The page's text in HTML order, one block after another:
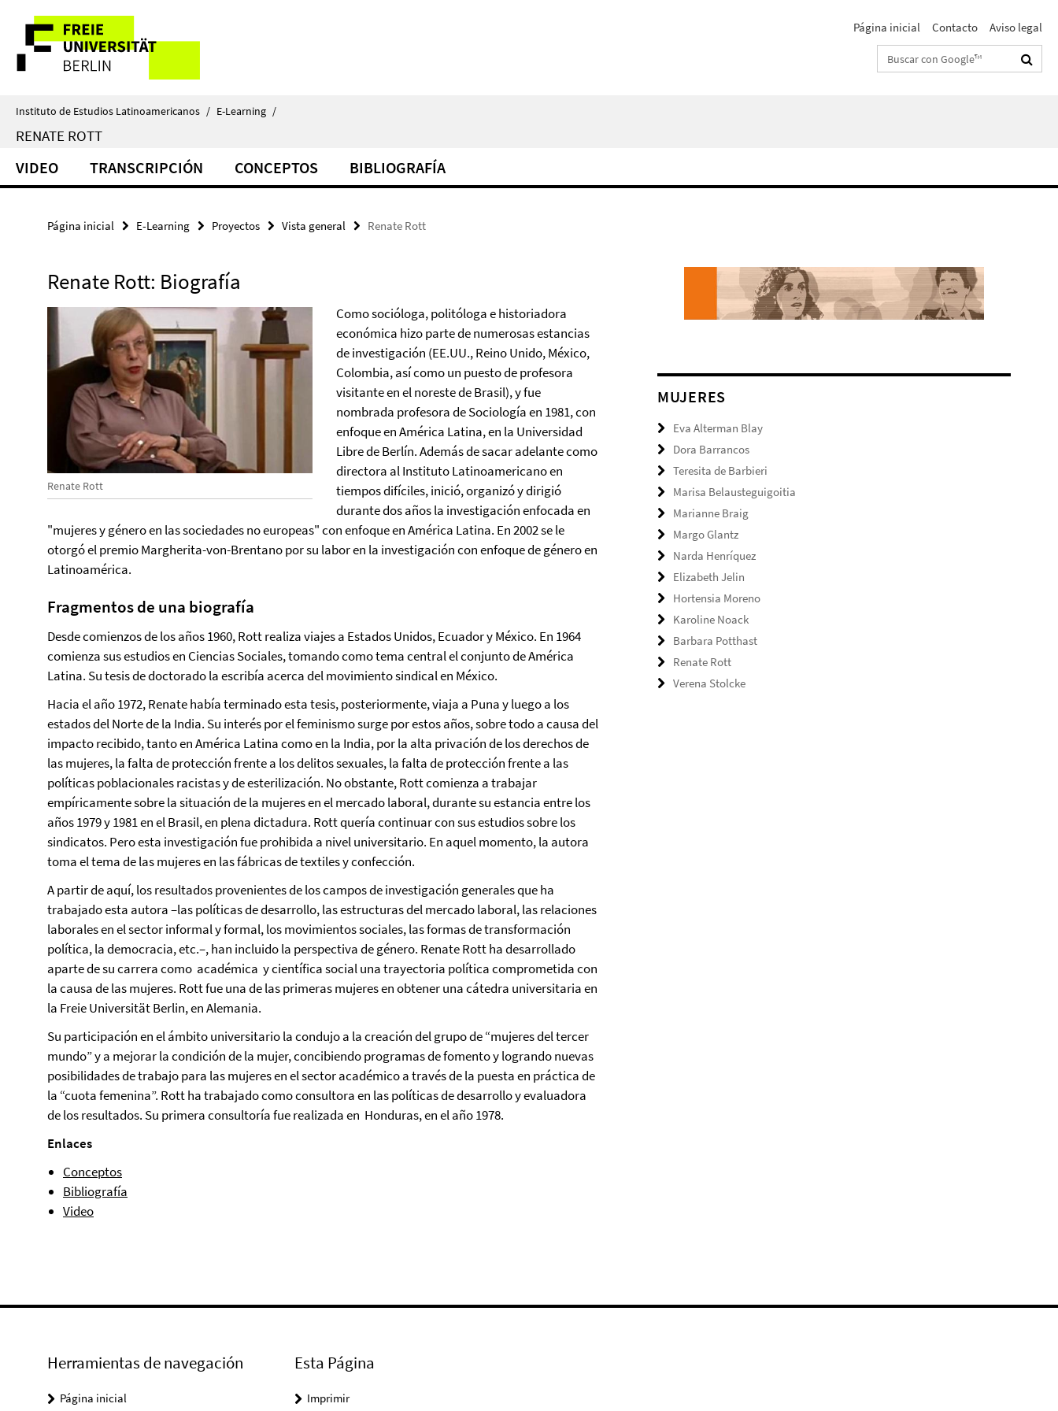
direkt
Inhalt
Herramientas
de
navegación
Página inicial Contacto
Aviso legal
Suchbegriffe
Instituto de Estudios Latinoamericanos / E-Learning /
RENATE ROTT
VIDEO TRANSCRIPCIÓN CONCEPTOS BIBLIOGRAFÍA
Página inicial E-Learning Proyectos Vista general Renate Rott
Renate Rott: Biografía
Renate Rott
Como socióloga, politóloga e historiadora
económica hizo parte de numerosas estancias
de investigación (EE.UU., Reino Unido, México,
Colombia, así como un puesto de profesora
visitante en el noreste de Brasil), y fue
nombrada profesora de Sociología en 1981, con
enfoque en América Latina, en la Universidad
Libre de Berlín. Además de sacar adelante como
directora al Instituto Latinoamericano en
tiempos difíciles, inició, organizó y dirigió
durante dos años la investigación enfocada en
"mujeres y género en las sociedades no europeas" con enfoque en América Latina. En 2002 se le
otorgó el premio Margherita-von-Brentano por su labor en la investigación con enfoque de género en
Latinoamérica.
Fragmentos de una biografía
Desde comienzos de los años 1960, Rott realiza viajes a Estados Unidos, Ecuador y México. En 1964
comienza sus estudios en Ciencias Sociales, tomando como tema central el conjunto de América
Latina. Su tesis de doctorado la escribía acerca del movimiento sindical en México.
Hacia el año 1972, Renate había terminado esta tesis, posteriormente, viaja a Puna y luego a los
estados del Norte de la India. Su interés por el feminismo surge por estos años, sobre todo a causa del
impacto recibido, tanto en América Latina como en la India, por la alta privación de los derechos de
las mujeres, la falta de protección frente a los delitos sexuales, la falta de protección frente a las
políticas poblacionales racistas y de esterilización. No obstante, Rott comienza a trabajar
empíricamente sobre la situación de la mujeres en el mercado laboral, durante su estancia entre los
años 1979 y 1981 en el Brasil, en plena dictadura. Rott quería continuar con sus estudios sobre los
sindicatos. Pero esta investigación fue prohibida a nivel universitario. En aquel momento, la autora
toma el tema de las mujeres en las fábricas de textiles y confección.
A partir de aquí, los resultados provenientes de los campos de investigación generales que ha
trabajado esta autora –las políticas de desarrollo, las estructuras del mercado laboral, las relaciones
laborales en el sector informal y formal, los movimientos sociales, las formas de transformación
política, la democracia, etc.–, han incluido la perspectiva de género. Renate Rott ha desarrollado
aparte de su carrera como académica y científica social una trayectoria política comprometida con
la causa de las mujeres. Rott fue una de las primeras mujeres en obtener una cátedra universitaria en
la Freie Universität Berlin, en Alemania.
Su participación en el ámbito universitario la condujo a la creación del grupo de “mujeres del tercer
mundo” y a mejorar la condición de la mujer, concibiendo programas de fomento y logrando nuevas
posibilidades de trabajo para las mujeres en el sector académico a través de la puesta en práctica de
la “cuota femenina”. Rott ha trabajado como consultora en las políticas de desarrollo y evaluadora
de los resultados. Su primera consultoría fue realizada en Honduras, en el año 1978.
Enlaces
Conceptos
Bibliografía
Video
MUJERES
Eva Alterman Blay
Dora Barrancos
Teresita de Barbieri
Marisa Belausteguigoitia
Marianne Braig
Margo Glantz
Narda Henríquez
Elizabeth Jelin
Hortensia Moreno
Karoline Noack
Barbara Potthast
Renate Rott
Verena Stolcke
Herramientas de navegación
Página inicial
Esta Página
Imprimir